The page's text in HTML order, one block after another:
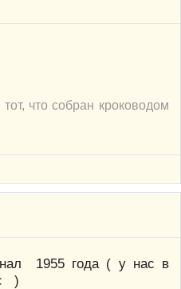
что собран кроководом
1955 года ( у нас в
)